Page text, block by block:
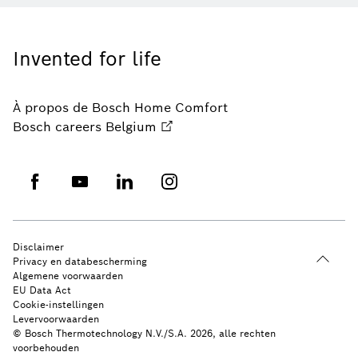
Invented for life
À propos de Bosch Home Comfort
Bosch careers Belgium
© Bosch Thermotechnology N.V./S.A. 2026, alle rechten
voorbehouden
Disclaimer
Privacy en databescherming
Algemene voorwaarden
EU Data Act
Cookie-instellingen
Levervoorwaarden